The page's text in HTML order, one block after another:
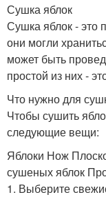
Сушка яблок
Сушка яблок - это
они могли
может быть
простой из них -
Что нужно для
Чтобы сушить
следующие вещи:
Яблоки Нож
сушеных яблок
1. Выберите